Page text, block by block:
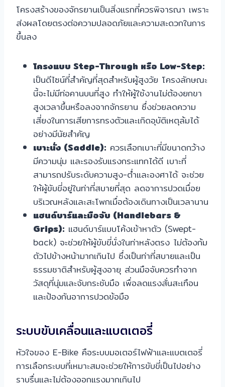
โครงสร้างของจักรยานเป็นสิ่งแรกที่ควรพิจารณา เพราะ
ส่งผลโดยตรงต่อความปลอดภัยและความสะดวกในการ
ขึ้นลง
โครงแบบ Step-Through หรือ Low-Step:
เป็นดีไซน์ที่สำคัญที่สุดสำหรับผู้สูงวัย โครงลักษณะ
นี้จะไม่มีท่อคานบนที่สูง ทำให้ผู้ใช้งานไม่ต้องยกขา
สูงเวลาขึ้นหรือลงจากจักรยาน ซึ่งช่วยลดความ
เสี่ยงในการเสียการทรงตัวและเกิดอุบัติเหตุล้มได้
อย่างมีนัยสำคัญ
เบาะนั่ง (Saddle): ควรเลือกเบาะที่มีขนาดกว้าง
มีความนุ่ม และรองรับแรงกระแทกได้ดี เบาะที่
สามารถปรับระดับความสูง-ต่ำและองศาได้ จะช่วย
ให้ผู้ขับขี่อยู่ในท่าที่สบายที่สุด ลดอาการปวดเมื่อย
บริเวณหลังและสะโพกเมื่อต้องเดินทางเป็นเวลานาน
แฮนด์บาร์และมือจับ (Handlebars &
Grips): แฮนด์บาร์แบบโค้งเข้าหาตัว (Swept-
back) จะช่วยให้ผู้ขับขี่นั่งในท่าหลังตรง ไม่ต้องก้ม
ตัวไปข้างหน้ามากเกินไป ซึ่งเป็นท่าที่สบายและเป็น
ธรรมชาติสำหรับผู้สูงอายุ ส่วนมือจับควรทำจาก
วัสดุที่นุ่มและจับกระชับมือ เพื่อลดแรงสั่นสะเทือน
และป้องกันอาการปวดข้อมือ
ระบบขับเคลื่อนและแบตเตอรี่
หัวใจของ E-Bike คือระบบมอเตอร์ไฟฟ้าและแบตเตอรี่
การเลือกระบบที่เหมาะสมจะช่วยให้การขับขี่เป็นไปอย่าง
ราบรื่นและไม่ต้องออกแรงมากเกินไป